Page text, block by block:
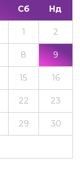
Сб Нд
1 2
8 9
15 16
22 23
29 30